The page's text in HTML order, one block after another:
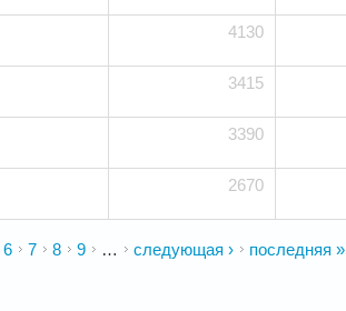
4130
3415
3390
2670
6 7 8 9 … следующая › последняя »